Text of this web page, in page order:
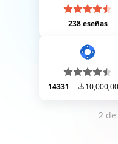
238 eseñas
14331
2